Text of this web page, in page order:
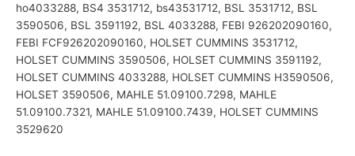
ho4033288, BS4 3531712, bs43531712, BSL 3531712, BSL
3590506, BSL 3591192, BSL 4033288, FEBI 926202090160,
FEBI FCF926202090160, HOLSET CUMMINS 3531712,
HOLSET CUMMINS 3590506, HOLSET CUMMINS 3591192,
HOLSET CUMMINS 4033288, HOLSET CUMMINS H3590506,
HOLSET 3590506, MAHLE 51.09100.7298, MAHLE
51.09100.7321, MAHLE 51.09100.7439, HOLSET CUMMINS
3529620